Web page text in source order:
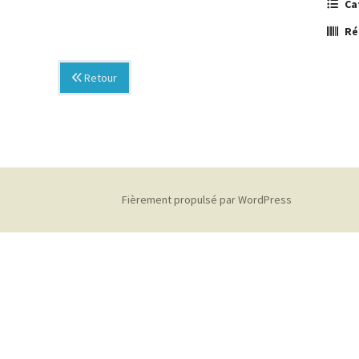
Retour
Fièrement propulsé par WordPress